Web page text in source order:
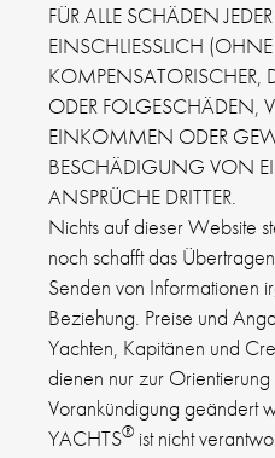
FÜR ALLE SCHÄDEN
EINSCHLIESSLICH
KOMPENSATORISCHER,
ODER FOLGESCHÄDEN,
EINKOMMEN ODER
BESCHÄDIGUNG VON
ANSPRÜCHE DRITTER.
Nichts auf dieser Website
noch schafft das
Senden von Informationen
Beziehung. Preise und
Yachten, Kapitänen und
dienen nur zur
Vorankündigung geändert
YACHTS® ist nicht